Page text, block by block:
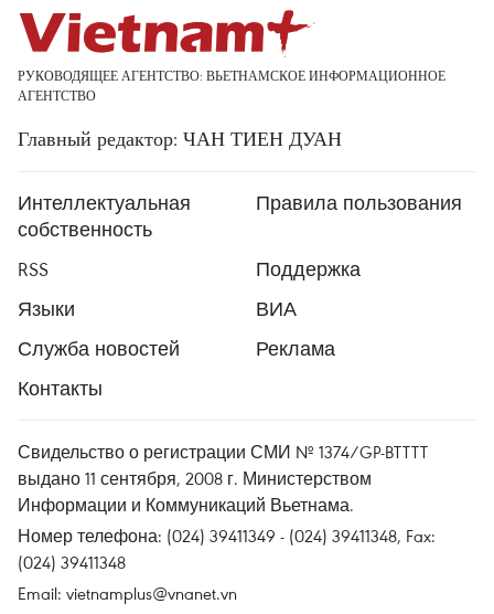
РУКОВОДЯЩЕЕ АГЕНТСТВО: ВЬЕТНАМСКОЕ ИНФОРМАЦИОННОЕ
АГЕНТСТВО
Главный редактор: ЧАН ТИЕН ДУАН
Интеллектуальная
собственность
Правила пользования
RSS
Поддержка
Языки
ВИА
Служба новостей
Реклама
Контакты
Свидельство о регистрации СМИ № 1374/GP-BTTTT
выдано 11 сентября, 2008 г. Министерством
Информации и Коммуникаций Вьетнама.
Номер телефона: (024) 39411349 - (024) 39411348, Fax:
(024) 39411348
Email: vietnamplus@vnanet.vn